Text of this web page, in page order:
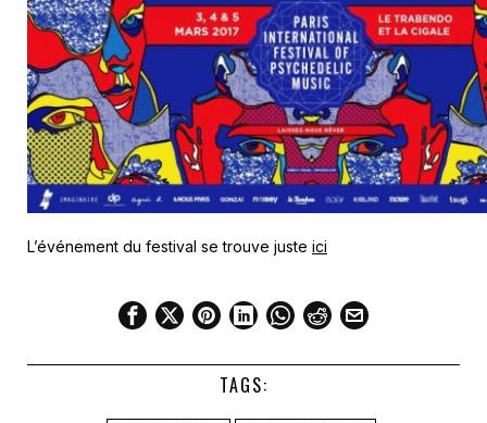
L’événement du festival se trouve juste ici
TAGS: